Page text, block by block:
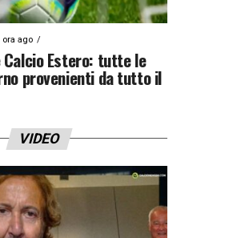
ora ago
Estero: tutte le
provenienti da tutto il
VIDEO